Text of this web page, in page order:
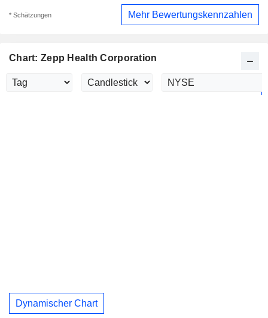
* Schätzungen Mehr Bewertungskennzahlen
Chart: Zepp Health Corporation
Dynamischer Chart